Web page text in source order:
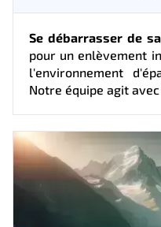
Se débarrasser de
pour un enlèvement
l'environnement
Notre équipe agit